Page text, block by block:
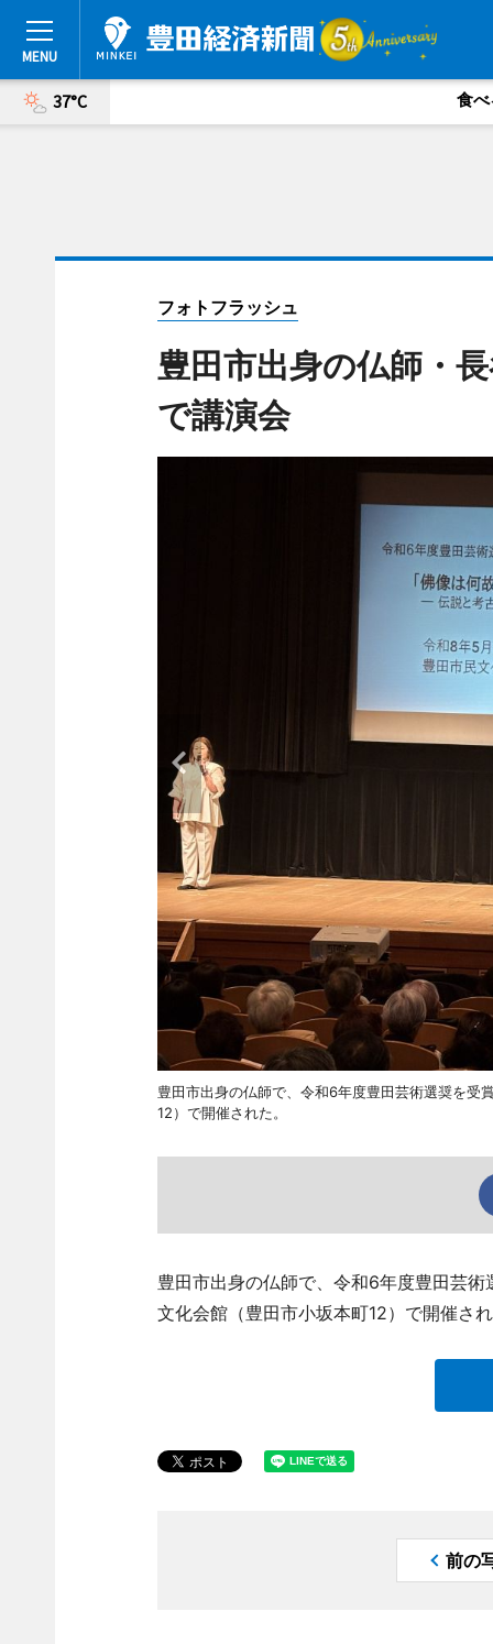
37°C 食べ
フォトフラッシュ
豊田市出身の仏師・
で講演会
豊田市出身の仏師で、令和6年度豊田芸術選奨を受
12）で開催された。
豊田市出身の仏師で、令和6年度豊田芸
文化会館（豊田市小坂本町12）で開催さ
前の